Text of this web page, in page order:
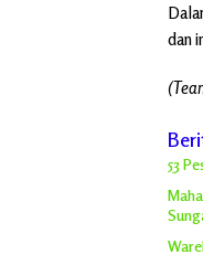
dan
53